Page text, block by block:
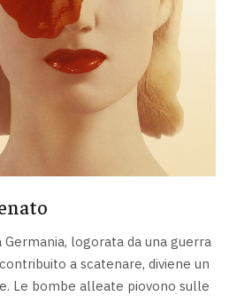
logorata da una guerra
a scatenare, diviene un
Le bombe alleate piovono sulle